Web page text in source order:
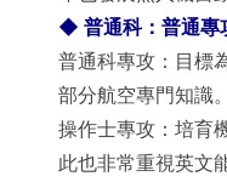
◆ 普通科：普通
普通科專攻：目標
部分航空專門知識。
操作士專攻：培育
此也非常重視英文